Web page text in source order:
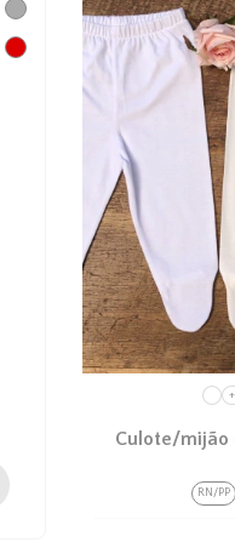
Culote/mijão
RN/PP